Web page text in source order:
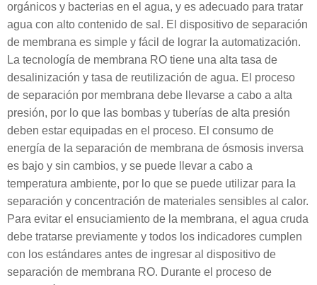
orgánicos y bacterias en el agua, y es adecuado para tratar
agua con alto contenido de sal. El dispositivo de separación
de membrana es simple y fácil de lograr la automatización.
La tecnología de membrana RO tiene una alta tasa de
desalinización y tasa de reutilización de agua. El proceso
de separación por membrana debe llevarse a cabo a alta
presión, por lo que las bombas y tuberías de alta presión
deben estar equipadas en el proceso. El consumo de
energía de la separación de membrana de ósmosis inversa
es bajo y sin cambios, y se puede llevar a cabo a
temperatura ambiente, por lo que se puede utilizar para la
separación y concentración de materiales sensibles al calor.
Para evitar el ensuciamiento de la membrana, el agua cruda
debe tratarse previamente y todos los indicadores cumplen
con los estándares antes de ingresar al dispositivo de
separación de membrana RO. Durante el proceso de